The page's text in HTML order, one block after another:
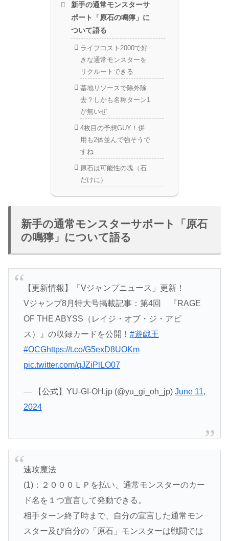
新手の通常モンスターサ
ポート「原石の鳴獰」に
ついて語る
ライフコスト2000で好
きな通常モンスターを
リクルートできる
墓地リソースで除外除
去？しかも名称ターン1
が無いぜ
4枚目の予想GUY！併
用も2体並んで強そうで
すね
原石は可能性の塊（石
だけに）
新手の通常モンスターサポート「原石
の鳴獰」について語る
【更新情報】「Vジャンプニュース」更新！
Vジャンプ8月特大号掲載記事：第4回 『RAGE
OF THE ABYSS（レイジ・オブ・ジ・アビ
ス）』の収録カードを公開！ #遊戯王
#OCGhttps://t.co/G5exD8UOKm
pic.twitter.com/qJZiPlLO07
— 【公式】YU-GI-OH.jp (@yu_gi_oh_jp) June 11,
2024
速攻魔法
(1)：２０００ＬＰを払い、通常モンスターのカー
ド名を１つ宣言して発動できる。
相手ターン終了時まで、自分の宣言した通常モン
スター及び自分の「原石」モンスターは戦闘では